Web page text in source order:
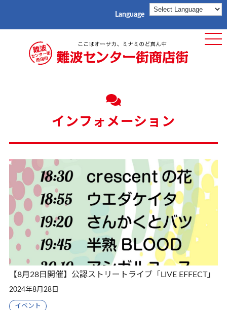
Language
インフォメーション
【8月28日開催】公認ストリートライブ「LIVE EFFECT」
2024年8月28日
イベント